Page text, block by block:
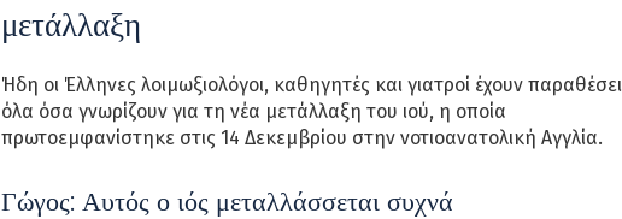
μετάλλαξη
Ήδη οι Έλληνες λοιμωξιολόγοι, καθηγητές και γιατροί έχουν παραθέσει
όλα όσα γνωρίζουν για τη νέα μετάλλαξη του ιού, η οποία
πρωτοεμφανίστηκε στις 14 Δεκεμβρίου στην νοτιοανατολική Αγγλία.
Γώγος: Αυτός ο ιός μεταλλάσσεται συχνά